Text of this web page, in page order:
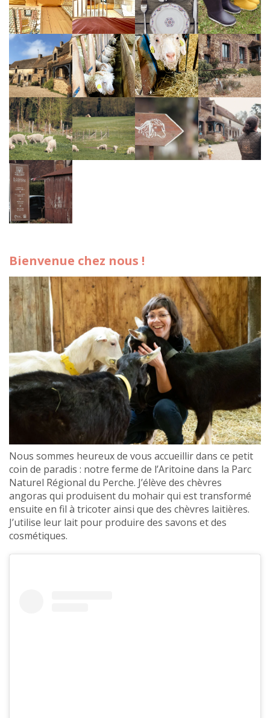
Bienvenue chez nous !
Nous sommes heureux de vous accueillir dans ce petit
coin de paradis : notre ferme de l’Aritoine dans la Parc
Naturel Régional du Perche. J’élève des chèvres
angoras qui produisent du mohair qui est transformé
ensuite en fil à tricoter ainsi que des chèvres laitières.
J’utilise leur lait pour produire des savons et des
cosmétiques.